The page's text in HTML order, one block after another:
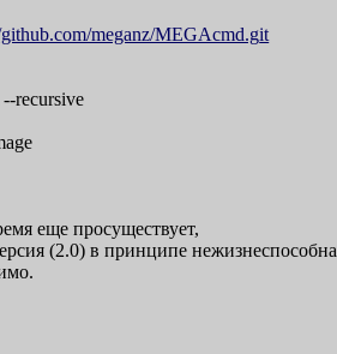
meganz/MEGAcmd.git
recursive
еще просуществует,
(2.0) в принципе нежизнеспособна